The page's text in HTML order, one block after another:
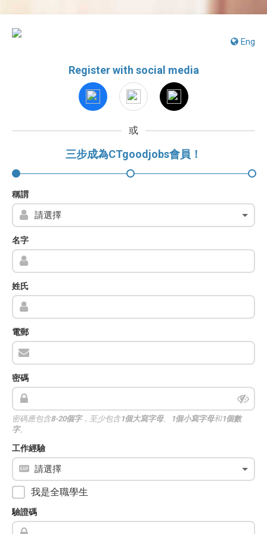
Eng
Register with social media
或
三步成為CTgoodjobs會員！
稱謂
名字
姓氏
電郵
密碼
密碼應包含8-20個字，至少包含1個大寫字母、 1個小寫字母和1個數
字。
工作經驗
我是全職學生
驗證碼